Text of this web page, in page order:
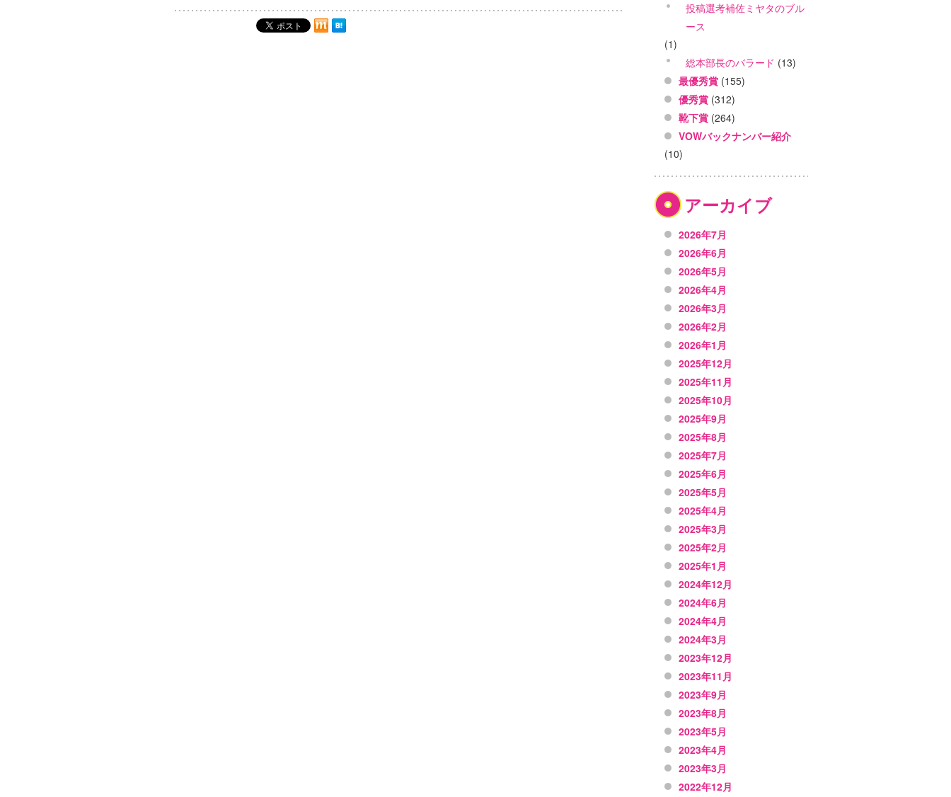
投稿選考補佐ミヤタのブル
ース
(1)
総本部長のバラード (13)
最優秀賞 (155)
優秀賞 (312)
靴下賞 (264)
VOWバックナンバー紹介
(10)
アーカイブ
2026年7月
2026年6月
2026年5月
2026年4月
2026年3月
2026年2月
2026年1月
2025年12月
2025年11月
2025年10月
2025年9月
2025年8月
2025年7月
2025年6月
2025年5月
2025年4月
2025年3月
2025年2月
2025年1月
2024年12月
2024年6月
2024年4月
2024年3月
2023年12月
2023年11月
2023年9月
2023年8月
2023年5月
2023年4月
2023年3月
2022年12月